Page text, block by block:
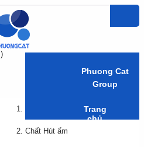
Phuong Cat
Group
Trang
chủ
Chất Hút ẩm